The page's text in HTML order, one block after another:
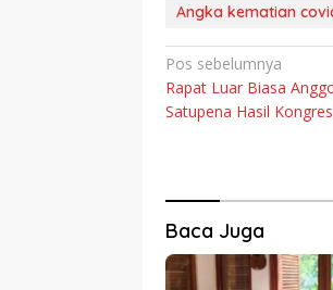
Angka kematian
Navigasi
pos
Pos sebelumnya
Rapat Luar Biasa
Satupena Hasil
Baca Juga